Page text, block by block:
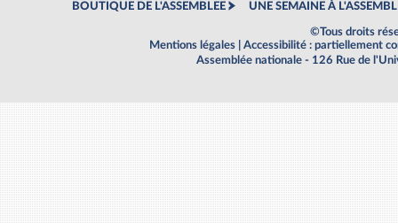
BOUTIQUE DE L'ASSEMBLEE UNE SEMAINE À
©Tous droits
Mentions légales
Accessibilité : partiellement
Assemblée nationale - 126 Rue de